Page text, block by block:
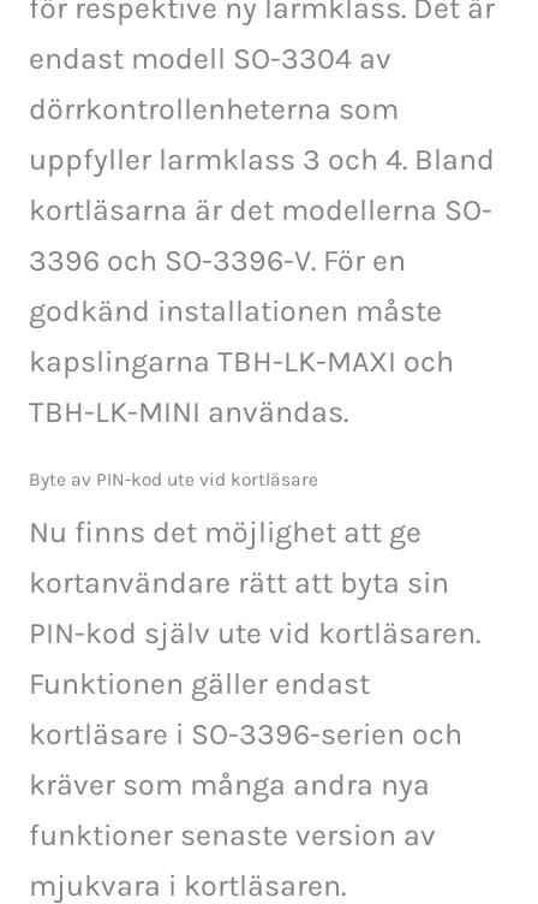
för respektive ny larmklass. Det är
endast modell SO-3304 av
dörrkontrollenheterna som
uppfyller larmklass 3 och 4. Bland
kortläsarna är det modellerna SO-
3396 och SO-3396-V. För en
godkänd installationen måste
kapslingarna TBH-LK-MAXI och
TBH-LK-MINI användas.
Byte av PIN-kod ute vid kortläsare
Nu finns det möjlighet att ge
kortanvändare rätt att byta sin
PIN-kod själv ute vid kortläsaren.
Funktionen gäller endast
kortläsare i SO-3396-serien och
kräver som många andra nya
funktioner senaste version av
mjukvara i kortläsaren.